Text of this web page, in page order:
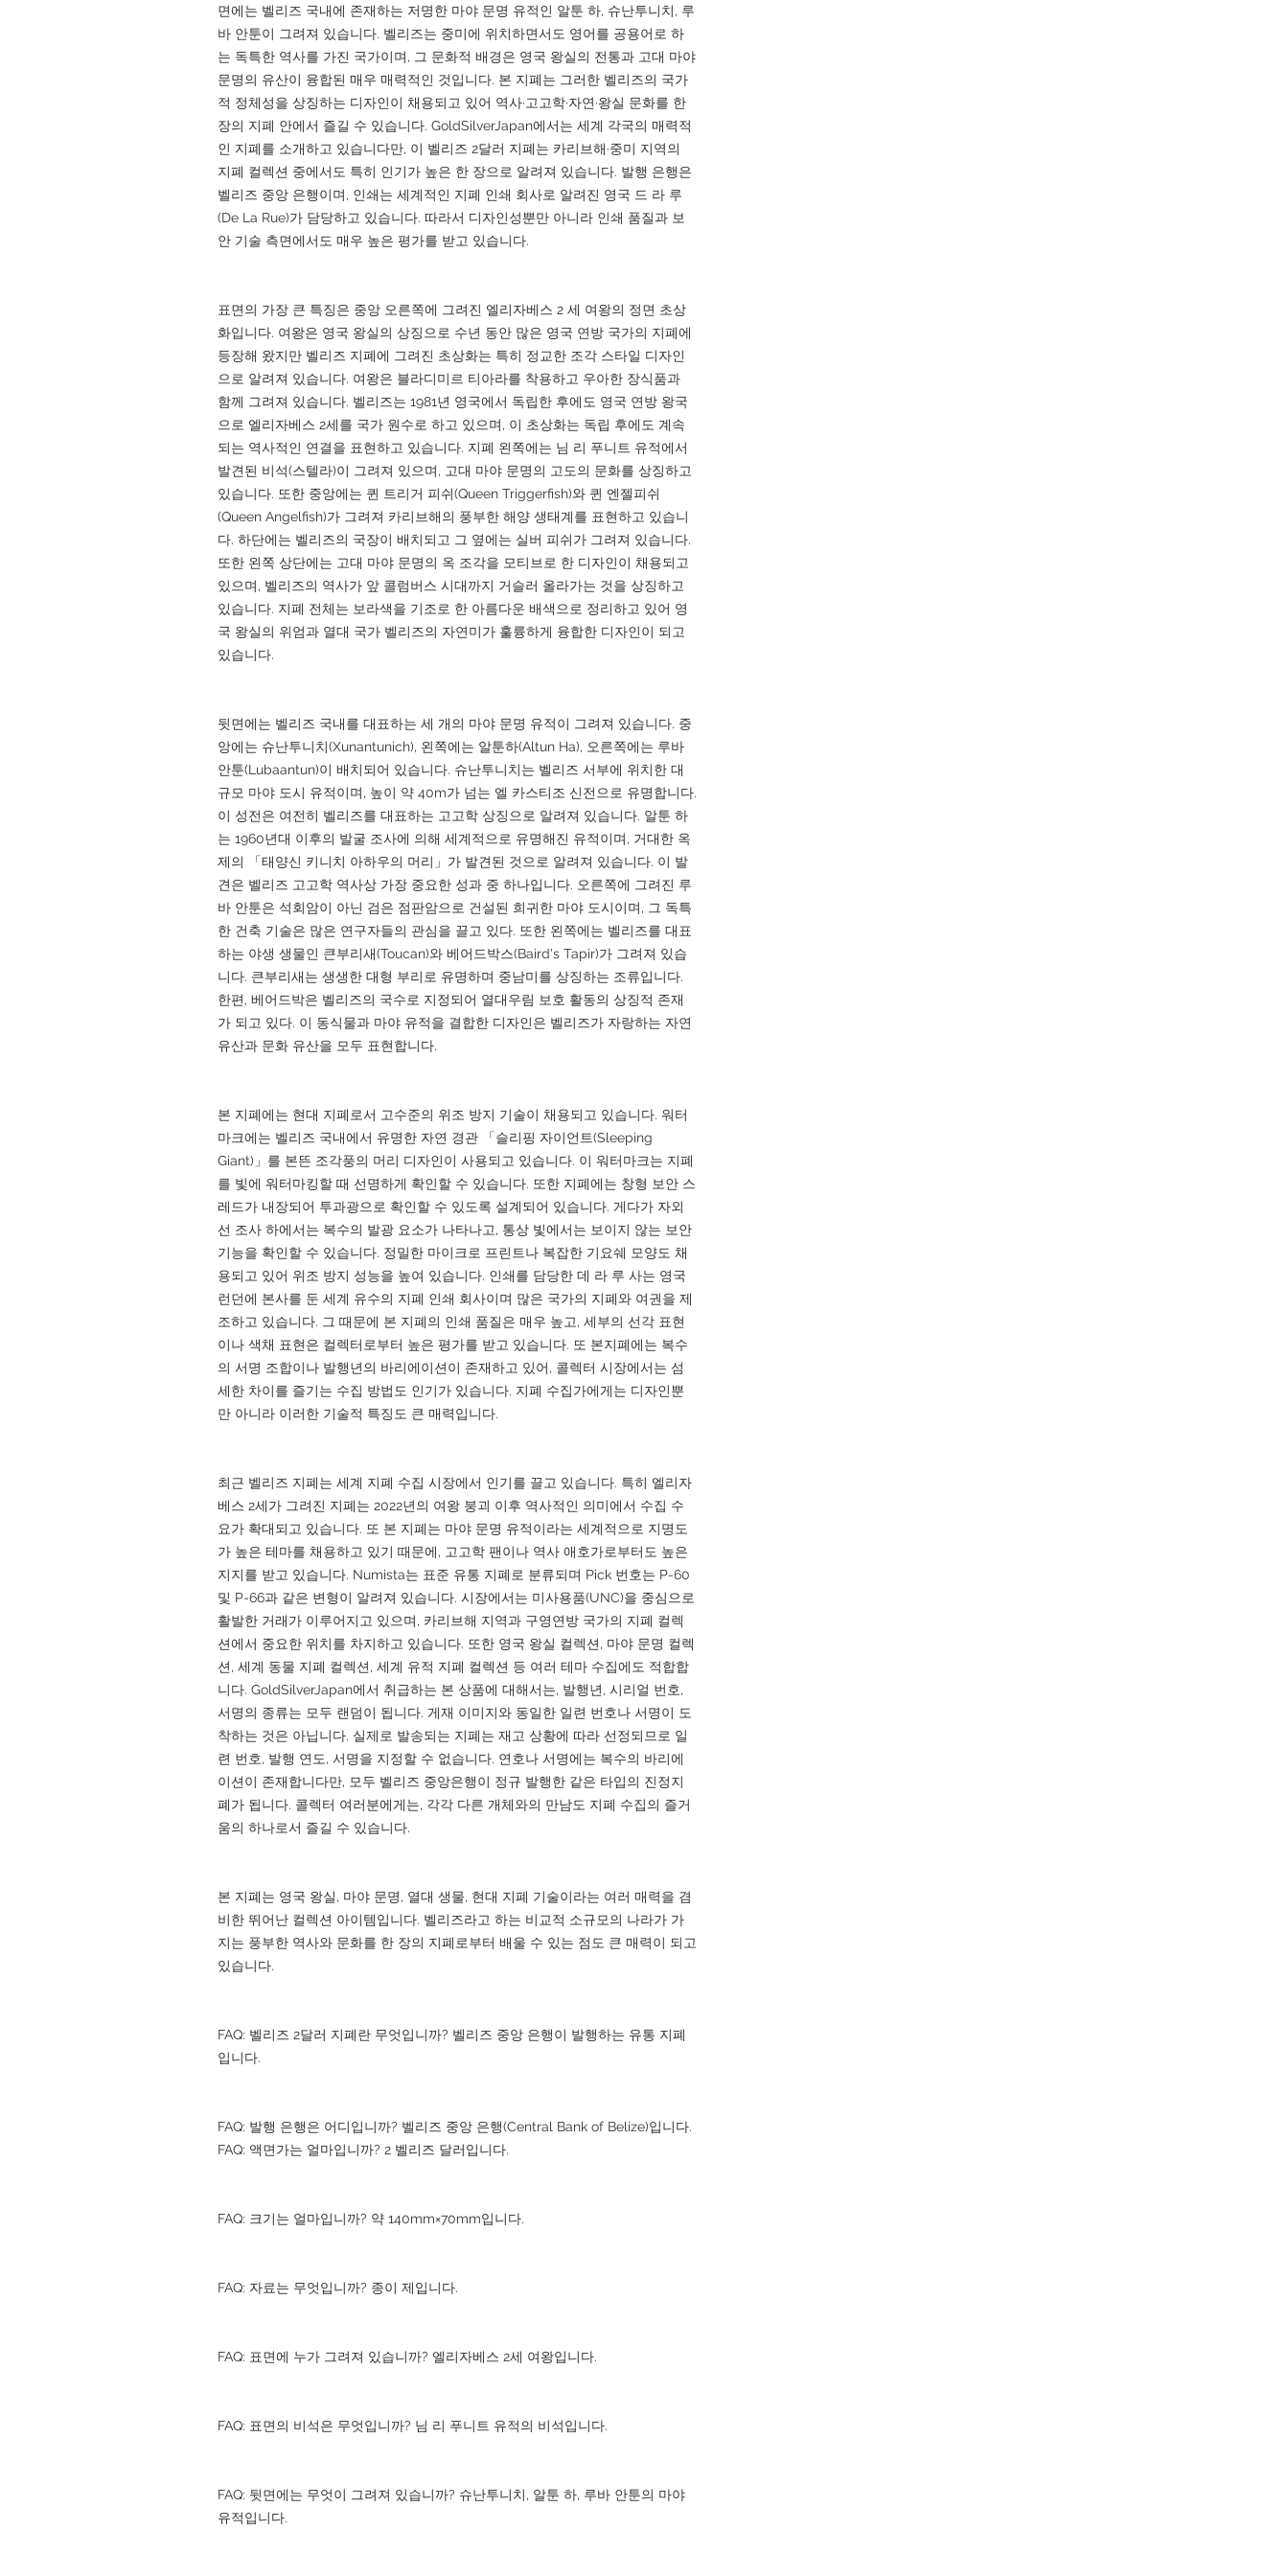
면에는 벨리즈 국내에 존재하는 저명한 마야 문명 유적인 알툰 하, 슈난투니치, 루
바 안툰이 그려져 있습니다. 벨리즈는 중미에 위치하면서도 영어를 공용어로 하
는 독특한 역사를 가진 국가이며, 그 문화적 배경은 영국 왕실의 전통과 고대 마야
문명의 유산이 융합된 매우 매력적인 것입니다. 본 지폐는 그러한 벨리즈의 국가
적 정체성을 상징하는 디자인이 채용되고 있어 역사·고고학·자연·왕실 문화를 한
장의 지폐 안에서 즐길 수 있습니다. GoldSilverJapan에서는 세계 각국의 매력적
인 지폐를 소개하고 있습니다만, 이 벨리즈 2달러 지폐는 카리브해·중미 지역의
지폐 컬렉션 중에서도 특히 인기가 높은 한 장으로 알려져 있습니다. 발행 은행은
벨리즈 중앙 은행이며, 인쇄는 세계적인 지폐 인쇄 회사로 알려진 영국 드 라 루
(De La Rue)가 담당하고 있습니다. 따라서 디자인성뿐만 아니라 인쇄 품질과 보
안 기술 측면에서도 매우 높은 평가를 받고 있습니다.
표면의 가장 큰 특징은 중앙 오른쪽에 그려진 엘리자베스 2 세 여왕의 정면 초상
화입니다. 여왕은 영국 왕실의 상징으로 수년 동안 많은 영국 연방 국가의 지폐에
등장해 왔지만 벨리즈 지폐에 그려진 초상화는 특히 정교한 조각 스타일 디자인
으로 알려져 있습니다. 여왕은 블라디미르 티아라를 착용하고 우아한 장식품과
함께 그려져 있습니다. 벨리즈는 1981년 영국에서 독립한 후에도 영국 연방 왕국
으로 엘리자베스 2세를 국가 원수로 하고 있으며, 이 초상화는 독립 후에도 계속
되는 역사적인 연결을 표현하고 있습니다. 지폐 왼쪽에는 님 리 푸니트 유적에서
발견된 비석(스텔라)이 그려져 있으며, 고대 마야 문명의 고도의 문화를 상징하고
있습니다. 또한 중앙에는 퀸 트리거 피쉬(Queen Triggerfish)와 퀸 엔젤피쉬
(Queen Angelfish)가 그려져 카리브해의 풍부한 해양 생태계를 표현하고 있습니
다. 하단에는 벨리즈의 국장이 배치되고 그 옆에는 실버 피쉬가 그려져 있습니다.
또한 왼쪽 상단에는 고대 마야 문명의 옥 조각을 모티브로 한 디자인이 채용되고
있으며, 벨리즈의 역사가 앞 콜럼버스 시대까지 거슬러 올라가는 것을 상징하고
있습니다. 지폐 전체는 보라색을 기조로 한 아름다운 배색으로 정리하고 있어 영
국 왕실의 위엄과 열대 국가 벨리즈의 자연미가 훌륭하게 융합한 디자인이 되고
있습니다.
뒷면에는 벨리즈 국내를 대표하는 세 개의 마야 문명 유적이 그려져 있습니다. 중
앙에는 슈난투니치(Xunantunich), 왼쪽에는 알툰하(Altun Ha), 오른쪽에는 루바
안툰(Lubaantun)이 배치되어 있습니다. 슈난투니치는 벨리즈 서부에 위치한 대
규모 마야 도시 유적이며, 높이 약 40m가 넘는 엘 카스티조 신전으로 유명합니다.
이 성전은 여전히 벨리즈를 대표하는 고고학 상징으로 알려져 있습니다. 알툰 하
는 1960년대 이후의 발굴 조사에 의해 세계적으로 유명해진 유적이며, 거대한 옥
제의 「태양신 키니치 아하우의 머리」가 발견된 것으로 알려져 있습니다. 이 발
견은 벨리즈 고고학 역사상 가장 중요한 성과 중 하나입니다. 오른쪽에 그려진 루
바 안툰은 석회암이 아닌 검은 점판암으로 건설된 희귀한 마야 도시이며, 그 독특
한 건축 기술은 많은 연구자들의 관심을 끌고 있다. 또한 왼쪽에는 벨리즈를 대표
하는 야생 생물인 큰부리새(Toucan)와 베어드박스(Baird's Tapir)가 그려져 있습
니다. 큰부리새는 생생한 대형 부리로 유명하며 중남미를 상징하는 조류입니다.
한편, 베어드박은 벨리즈의 국수로 지정되어 열대우림 보호 활동의 상징적 존재
가 되고 있다. 이 동식물과 마야 유적을 결합한 디자인은 벨리즈가 자랑하는 자연
유산과 문화 유산을 모두 표현합니다.
본 지폐에는 현대 지폐로서 고수준의 위조 방지 기술이 채용되고 있습니다. 워터
마크에는 벨리즈 국내에서 유명한 자연 경관 「슬리핑 자이언트(Sleeping
Giant)」를 본뜬 조각풍의 머리 디자인이 사용되고 있습니다. 이 워터마크는 지폐
를 빛에 워터마킹할 때 선명하게 확인할 수 있습니다. 또한 지폐에는 창형 보안 스
레드가 내장되어 투과광으로 확인할 수 있도록 설계되어 있습니다. 게다가 자외
선 조사 하에서는 복수의 발광 요소가 나타나고, 통상 빛에서는 보이지 않는 보안
기능을 확인할 수 있습니다. 정밀한 마이크로 프린트나 복잡한 기요쉐 모양도 채
용되고 있어 위조 방지 성능을 높여 있습니다. 인쇄를 담당한 데 라 루 사는 영국
런던에 본사를 둔 세계 유수의 지폐 인쇄 회사이며 많은 국가의 지폐와 여권을 제
조하고 있습니다. 그 때문에 본 지폐의 인쇄 품질은 매우 높고, 세부의 선각 표현
이나 색채 표현은 컬렉터로부터 높은 평가를 받고 있습니다. 또 본지폐에는 복수
의 서명 조합이나 발행년의 바리에이션이 존재하고 있어, 콜렉터 시장에서는 섬
세한 차이를 즐기는 수집 방법도 인기가 있습니다. 지폐 수집가에게는 디자인뿐
만 아니라 이러한 기술적 특징도 큰 매력입니다.
최근 벨리즈 지폐는 세계 지폐 수집 시장에서 인기를 끌고 있습니다. 특히 엘리자
베스 2세가 그려진 지폐는 2022년의 여왕 붕괴 이후 역사적인 의미에서 수집 수
요가 확대되고 있습니다. 또 본 지폐는 마야 문명 유적이라는 세계적으로 지명도
가 높은 테마를 채용하고 있기 때문에, 고고학 팬이나 역사 애호가로부터도 높은
지지를 받고 있습니다. Numista는 표준 유통 지폐로 분류되며 Pick 번호는 P-60
및 P-66과 같은 변형이 알려져 있습니다. 시장에서는 미사용품(UNC)을 중심으로
활발한 거래가 이루어지고 있으며, 카리브해 지역과 구영연방 국가의 지폐 컬렉
션에서 중요한 위치를 차지하고 있습니다. 또한 영국 왕실 컬렉션, 마야 문명 컬렉
션, 세계 동물 지폐 컬렉션, 세계 유적 지폐 컬렉션 등 여러 테마 수집에도 적합합
니다. GoldSilverJapan에서 취급하는 본 상품에 대해서는, 발행년, 시리얼 번호,
서명의 종류는 모두 랜덤이 됩니다. 게재 이미지와 동일한 일련 번호나 서명이 도
착하는 것은 아닙니다. 실제로 발송되는 지폐는 재고 상황에 따라 선정되므로 일
련 번호, 발행 연도, 서명을 지정할 수 없습니다. 연호나 서명에는 복수의 바리에
이션이 존재합니다만, 모두 벨리즈 중앙은행이 정규 발행한 같은 타입의 진정지
폐가 됩니다. 콜렉터 여러분에게는, 각각 다른 개체와의 만남도 지폐 수집의 즐거
움의 하나로서 즐길 수 있습니다.
본 지폐는 영국 왕실, 마야 문명, 열대 생물, 현대 지폐 기술이라는 여러 매력을 겸
비한 뛰어난 컬렉션 아이템입니다. 벨리즈라고 하는 비교적 소규모의 나라가 가
지는 풍부한 역사와 문화를 한 장의 지폐로부터 배울 수 있는 점도 큰 매력이 되고
있습니다.
FAQ: 벨리즈 2달러 지폐란 무엇입니까? 벨리즈 중앙 은행이 발행하는 유통 지폐
입니다.
FAQ: 발행 은행은 어디입니까? 벨리즈 중앙 은행(Central Bank of Belize)입니다.
FAQ: 액면가는 얼마입니까? 2 벨리즈 달러입니다.
FAQ: 크기는 얼마입니까? 약 140mm×70mm입니다.
FAQ: 자료는 무엇입니까? 종이 제입니다.
FAQ: 표면에 누가 그려져 있습니까? 엘리자베스 2세 여왕입니다.
FAQ: 표면의 비석은 무엇입니까? 님 리 푸니트 유적의 비석입니다.
FAQ: 뒷면에는 무엇이 그려져 있습니까? 슈난투니치, 알툰 하, 루바 안툰의 마야
유적입니다.